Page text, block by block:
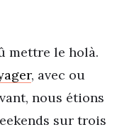
mettre le holà.
, avec ou
nous étions
sur trois